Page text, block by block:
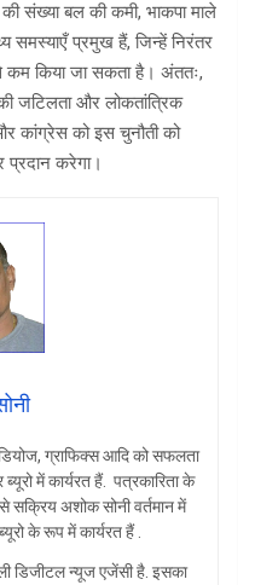
संख्या बल की कमी, भाकपा माले
समस्याएँ प्रमुख हैं, जिन्हें निरंतर
किया जा सकता है। अंततः,
जटिलता और लोकतांत्रिक
कांग्रेस को इस चुनौती को
करेगा।
ग्राफिक्स आदि को सफलता
में कार्यरत हैं. पत्रकारिता के
सक्रिय अशोक सोनी वर्तमान में
के रूप में कार्यरत हैं .
डिजीटल न्यूज एजेंसी है. इसका